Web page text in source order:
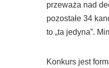
przeważa nad
pozostałe 34
to „ta jedyna”.
Konkurs jest